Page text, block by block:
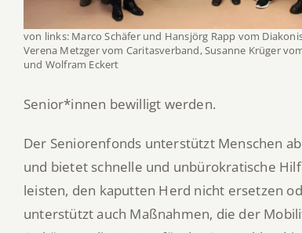
von links: Marco Schäfer und Hansjörg Rapp vom
Verena Metzger vom Caritasverband, Susanne Krüger
und Wolfram Eckert
Senior*innen bewilligt werden.
Der Seniorenfonds unterstützt Menschen
und bietet schnelle und unbürokratische
leisten, den kaputten Herd nicht ersetzen
unterstützt auch Maßnahmen, die der